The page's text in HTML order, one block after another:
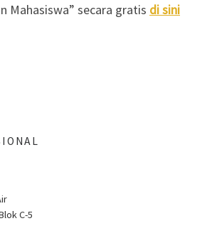
Mahasiswa” secara gratis di sini
C-5